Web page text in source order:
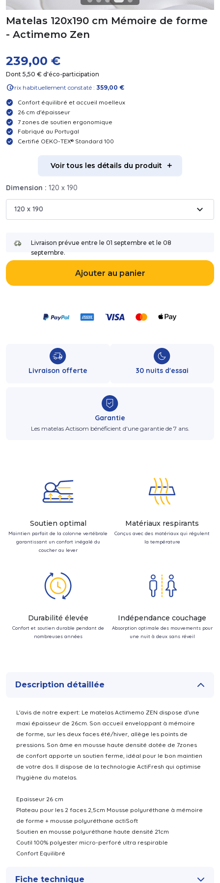
Matelas 120x190 cm Mémoire de forme
- Actimemo Zen
239,00 €
Dont 5,50 € d'éco-participation
infoPrix habituellement constaté : 359,00 €
Confort équilibré et accueil moelleux
26 cm d'épaisseur
7 zones de soutien ergonomique
Fabriqué au Portugal
Certifié OEKO-TEX® Standard 100
Voir tous les détails du produit
Dimension : 120 x 190
120 x 190 expand_more
Livraison prévue entre le 01 septembre et le 08
septembre.
Ajouter au panier
Livraison offerte 30 nuits d'essai
Garantie
Les matelas Actisom bénéficient d'une garantie de 7 ans.
Soutien optimal
Maintien parfait de la colonne vertébrale
garantissant un confort inégalé du
coucher au lever
Matériaux respirants
Conçus avec des matériaux qui régulent
la température
Durabilité élevée
Confort et soutien durable pendant de
nombreuses années
Indépendance couchage
Absorption optimale des mouvements pour
une nuit à deux sans réveil
Description détaillée
L'avis de notre expert: Le matelas Actimemo ZEN dispose d'une
maxi épaisseur de 26cm. Son accueil enveloppant à mémoire
de forme, sur les deux faces été/hiver, allège les points de
pressions. Son âme en mousse haute densité dotée de 7zones
de confort apporte un soutien ferme, idéal pour le bon maintien
de votre dos. Il dispose de la technologie ActiFresh qui optimise
l'hygiène du matelas.
Epaisseur 26 cm
Plateau pour les 2 faces 2,5cm Mousse polyuréthane à mémoire
de forme + mousse polyuréthane actiSoft
Soutien en mousse polyuréthane haute densité 21cm
Coutil 100% polyester micro-perforé ultra respirable
Confort Equilibré
Fiche technique